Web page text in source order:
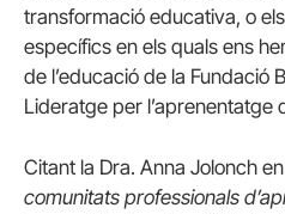
transformació educativa, o
específics en els quals ens
de l’educació de la Fundació
Lideratge per l’aprenentatge
Citant la Dra. Anna Jolonch
comunitats professionals